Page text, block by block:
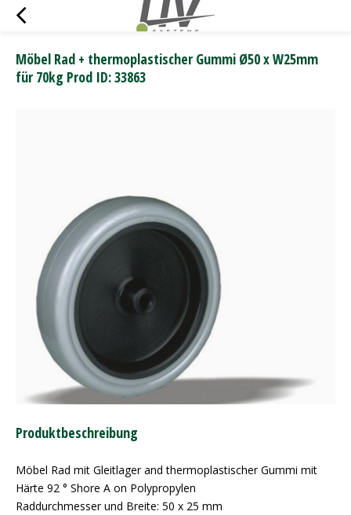
Möbel Rad + thermoplastischer Gummi Ø50 x W25mm
für 70kg Prod ID: 33863
Produktbeschreibung
Möbel Rad mit Gleitlager and thermoplastischer Gummi mit
Härte 92 ° Shore A on Polypropylen
Raddurchmesser und Breite: 50 x 25 mm